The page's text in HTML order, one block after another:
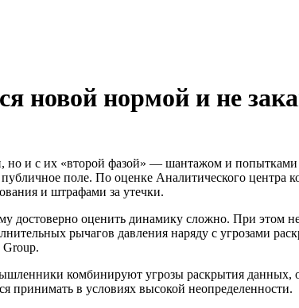
новой нормой и не
но и с их «второй фазой» — шантажом и
поле. По оценке Аналитического
и штрафами за утечки.
достоверно оценить динамику сложно. При этом
рычагов давления наряду с угрозами
комбинируют угрозы раскрытия данных,
принимать в условиях высокой неопределенности.